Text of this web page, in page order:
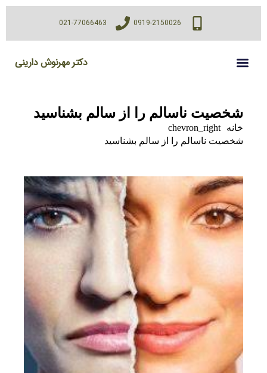
0919-2150026
021-77066463
دکتر مهرنوش دارینی
شخصیت ناسالم را از سالم بشناسید
chevron_right
شخصیت ناسالم را از سالم بشناسید